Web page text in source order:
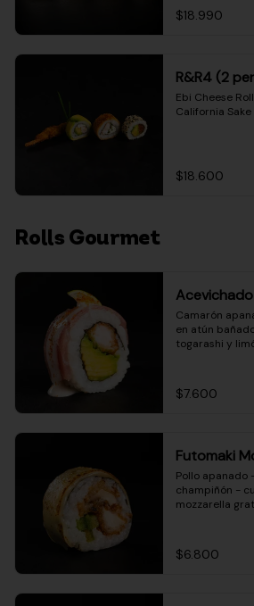
ciboulette) 10
envuelto en
$18.990
R&R4 (2
Ebi Cheese
California
$18.600
Rolls Gourmet
Acevichado
Camarón
en atún
togarashi y
$7.600
Futomaki
Pollo apanado
champiñón -
mozzarella
$6.800